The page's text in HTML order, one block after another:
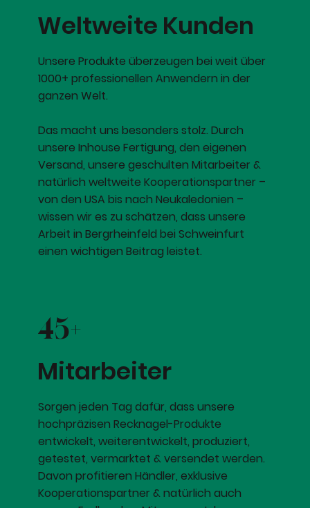
Weltweite Kunden
Unsere Produkte überzeugen bei weit über
1000+ professionellen Anwendern in der
ganzen Welt.
Das macht uns besonders stolz. Durch
unsere Inhouse Fertigung, den eigenen
Versand, unsere geschulten Mitarbeiter &
natürlich weltweite Kooperationspartner –
von den USA bis nach Neukaledonien –
wissen wir es zu schätzen, dass unsere
Arbeit in Bergrheinfeld bei Schweinfurt
einen wichtigen Beitrag leistet.
45+
Mitarbeiter
Sorgen jeden Tag dafür, dass unsere
hochpräzisen Recknagel-Produkte
entwickelt, weiterentwickelt, produziert,
getestet, vermarktet & versendet werden.
Davon profitieren Händler, exklusive
Kooperationspartner & natürlich auch